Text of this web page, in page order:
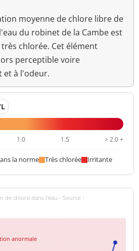
moyenne de chlore libre de
du robinet de la Cambe est
chlorée. Cet élément
perceptible voire
et à l'odeur.
1.0 1.5 > 2.0 +
la norme Très chlorée Irritante
anormale
de chlore dans l'eau - Source :